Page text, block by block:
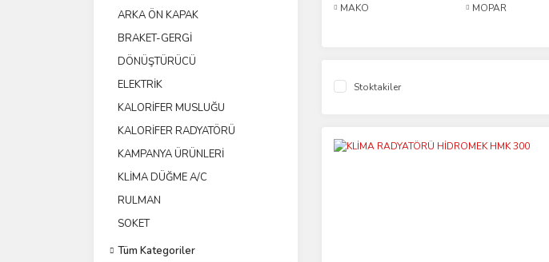
ARKA ÖN KAPAK
BRAKET-GERGİ
DÖNÜŞTÜRÜCÜ
ELEKTRİK
KALORİFER MUSLUĞU
KALORİFER RADYATÖRÜ
KAMPANYA ÜRÜNLERİ
KLİMA DÜĞME A/C
RULMAN
SOKET
Tüm Kategoriler
MAKO MOPAR
Stoktakiler